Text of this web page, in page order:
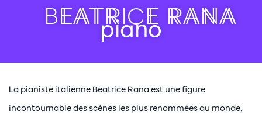
BEATRICE RANA
piano
La pianiste italienne Beatrice Rana est une figure
incontournable des scènes les plus renommées au monde,